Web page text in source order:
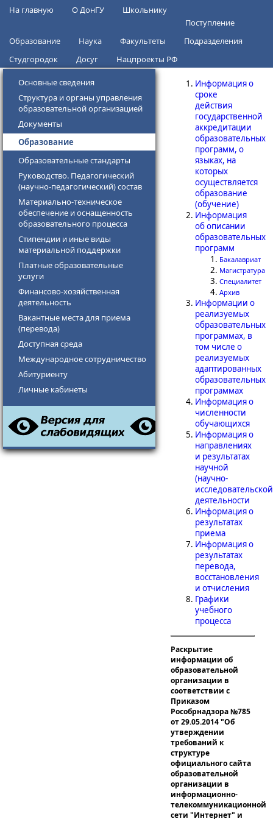
Перейти к основному содержанию
На главную О ДонГУ
Школьнику
Поступление
Образование
Наука Факультеты
Подразделения
Студгородок
Досуг Нацпроекты РФ
Основные сведения
Структура и органы управления
образовательной организацией
Документы
Образование
Образовательные стандарты
Руководство. Педагогический
(научно-педагогический) состав
Материально-техническое
обеспечение и оснащенность
образовательного процесса
Стипендии и иные виды
материальной поддержки
Платные образовательные
услуги
Финансово-хозяй​ственная
деятельность
Вакантные места для прие​​ма
(перевода)
Доступная среда
Международное сотрудничество
Абитуриенту​​​​​​
Личные кабинеты
Информация о
сроке
действия
государственной
аккредитации
образовательных
программ, о
языках, на
которых
осуществляется
образование
(обучение)
Информация
об описании
образовательных
программ
Бакалавриат
Магистратура
Специалитет
Архив
Информации о
реализуемых
образовательных
программах, в
том числе о
реализуемых
адаптированных
образовательных
программах
Информация о
численности
обучающихся
Информация о
направлениях
и результатах
научной
(научно-
деятельности
Информация о
результатах
приема
Информация о
результатах
перевода,
восстановления
и отчисления
Графики
учебного
процесса
Раскрытие
информации об
образовательной
организации в
соответствии с
Приказом
Рособрнадзора №785
от 29.05.2014 "Об
утверждении
требований к
структуре
официального сайта
образовательной
организации в
информационно-
телекоммуникационной
сети "Интернет" и